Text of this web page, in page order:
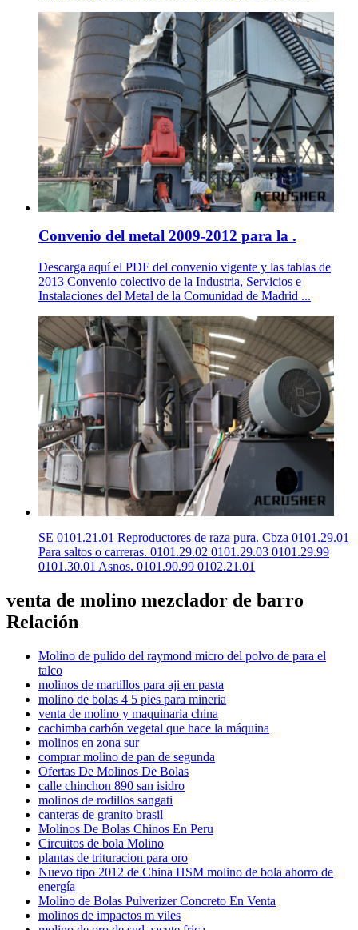
Convenio del metal 2009-2012 para la .
Descarga aquí el PDF del convenio vigente y las tablas de
2013 Convenio colectivo de la Industria, Servicios e
Instalaciones del Metal de la Comunidad de Madrid ...
SE 0101.21.01 Reproductores de raza pura. Cbza 0101.29.01
Para saltos o carreras. 0101.29.02 0101.29.03 0101.29.99
0101.30.01 Asnos. 0101.90.99 0102.21.01
venta de molino mezclador de barro
Relación
Molino de pulido del raymond micro del polvo de para el
talco
molinos de martillos para aji en pasta
molino de bolas 4 5 pies para mineria
venta de molino y maquinaria china
cachimba carbón vegetal que hace la máquina
molinos en zona sur
comprar molino de pan de segunda
Ofertas De Molinos De Bolas
calle chinchon 890 san isidro
molinos de rodillos sangati
canteras de granito brasil
Molinos De Bolas Chinos En Peru
Circuitos de bola Molino
plantas de trituracion para oro
Nuevo tipo 2012 de China HSM molino de bola ahorro de
energía
Molino de Bolas Pulverizer Concreto En Venta
molinos de impactos m viles